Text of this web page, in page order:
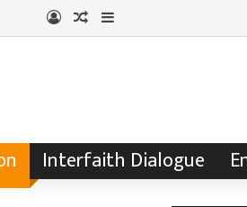
Log InRandom Article
Sidebar
Interfaith Dialogue